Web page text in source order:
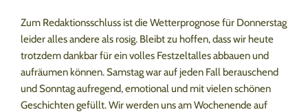
Zum Redaktionsschluss ist die Wetterprognose für Donnerstag
leider alles andere als rosig. Bleibt zu hoffen, dass wir heute
trotzdem dankbar für ein volles Festzeltalles abbauen und
aufräumen können. Samstag war auf jeden Fall berauschend
und Sonntag aufregend, emotional und mit vielen schönen
Geschichten gefüllt. Wir werden uns am Wochenende auf